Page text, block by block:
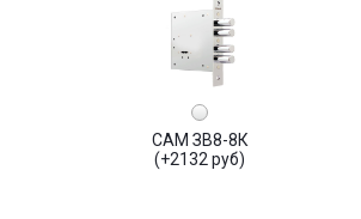
САМ ЗВ8-8К
(+2132 руб)